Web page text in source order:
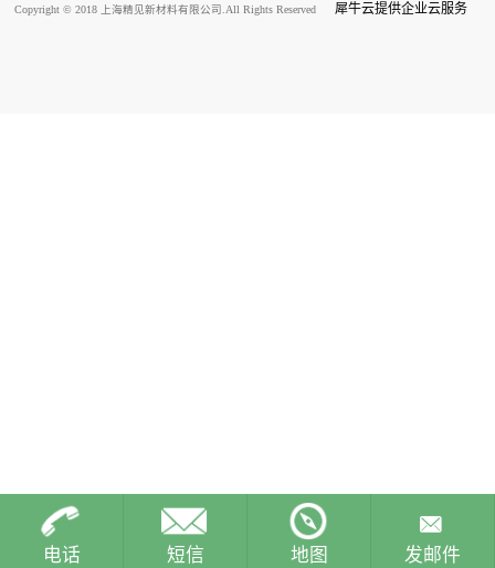
Copyright © 2018 上海精见新材料有限公司.All Rights Reserved 犀牛云提供企业云服务
电话 短信 地图 发邮件